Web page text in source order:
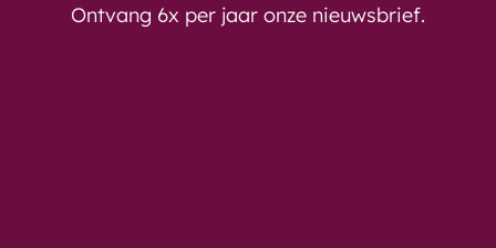
Ontvang 6x per jaar onze nieuwsbrief.